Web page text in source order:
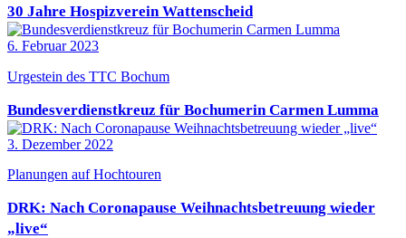
30 Jahre Hospizverein Wattenscheid
6. Februar 2023
Urgestein des TTC Bochum
Bundesverdienstkreuz für Bochumerin Carmen Lumma
3. Dezember 2022
Planungen auf Hochtouren
DRK: Nach Coronapause Weihnachtsbetreuung wieder
„live“